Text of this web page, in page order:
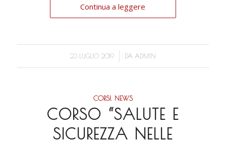
Continua a leggere
23 LUGLIO 2019
/ DA ADMIN
CORSI, NEWS
CORSO “SALUTE E
SICUREZZA NELLE